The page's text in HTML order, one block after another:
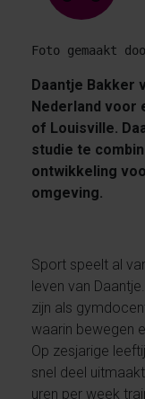
Foto gemaakt
Daantje Bakker
Nederland voor
of Louisville.
studie te
ontwikkeling
omgeving.
Sport speelt al
leven van
zijn als
waarin bewegen
Op zesjarige
snel deel
uren per week